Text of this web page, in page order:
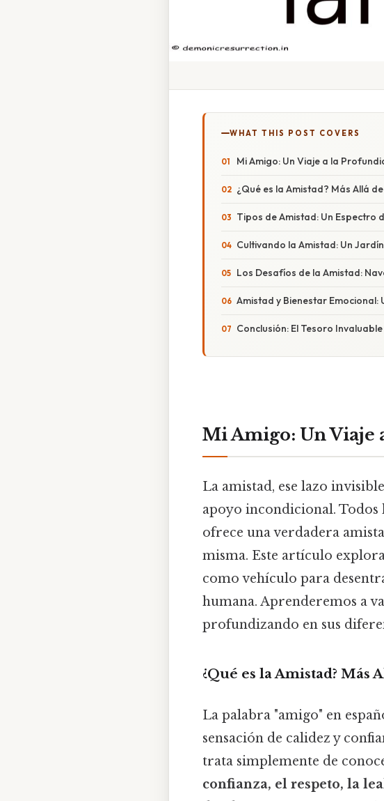
WHAT THIS POST COVERS
Mi Amigo: Un Viaje a la
¿Qué es la Amistad? Más Allá
Tipos de Amistad: Un Espectro
Cultivando la Amistad: Un
Los Desafíos de la Amistad:
Amistad y Bienestar Emocional:
Conclusión: El Tesoro
Mi Amigo: Un Viaje
La amistad, ese lazo
apoyo incondicional. Todos
ofrece una verdadera
misma. Este artículo
como vehículo para
humana. Aprenderemos a
profundizando en sus
¿Qué es la Amistad? Más
La palabra "amigo" en
sensación de calidez y
trata simplemente de
confianza, el respeto, la